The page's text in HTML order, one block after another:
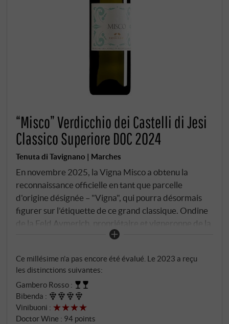
“Misco” Verdicchio dei Castelli di Jesi
Classico Superiore DOC 2024
Tenuta di Tavignano | Marches
En novembre 2025, la Vigna Misco a obtenu la
reconnaissance officielle en tant que parcelle
d'origine désignée – "Vigna", qui pourra désormais
figurer sur l’étiquette de ce grand classique. Ondine
de la Feld Aymerich, propriétaire et vigneronne de la
Tenuta, a déclaré à ce sujet : "Ce vignoble a toujours
Jesi – un lieu où le Verdicchio atteint ses expressions
les plus nobles." Le millésime 2024 est le dernier à ne
pas porter cette mention. Cela ne le rend toutefois
pas moins important, bien au contraire.
Ce millésime n’a pas encore été évalué. Le 2023 a reçu
les distinctions suivantes:
Gambero Rosso :
Bibenda :
Vinibuoni :
Doctor Wine : 94 points